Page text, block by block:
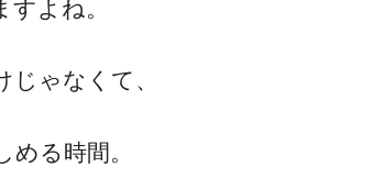
よね。
ゃなくて、
る時間。